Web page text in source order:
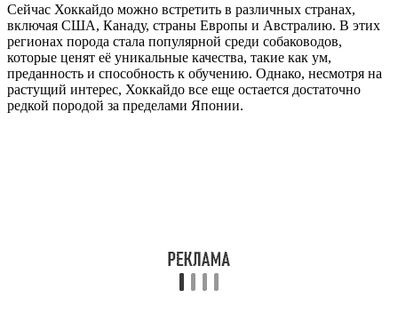
Сейчас Хоккайдо можно встретить в различных странах,
включая США, Канаду, страны Европы и Австралию. В этих
регионах порода стала популярной среди собаководов,
которые ценят её уникальные качества, такие как ум,
преданность и способность к обучению. Однако, несмотря на
растущий интерес, Хоккайдо все еще остается достаточно
редкой породой за пределами Японии.